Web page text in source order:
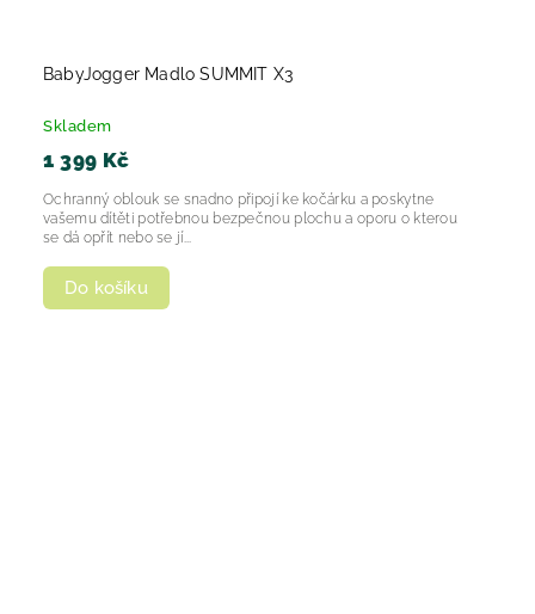
BabyJogger Madlo SUMMIT X3
Skladem
1 399 Kč
Do košíku
Ochranný oblouk se snadno připojí ke kočárku a poskytne
vašemu dítěti potřebnou bezpečnou plochu a oporu o kterou
se dá opřít nebo se jí...